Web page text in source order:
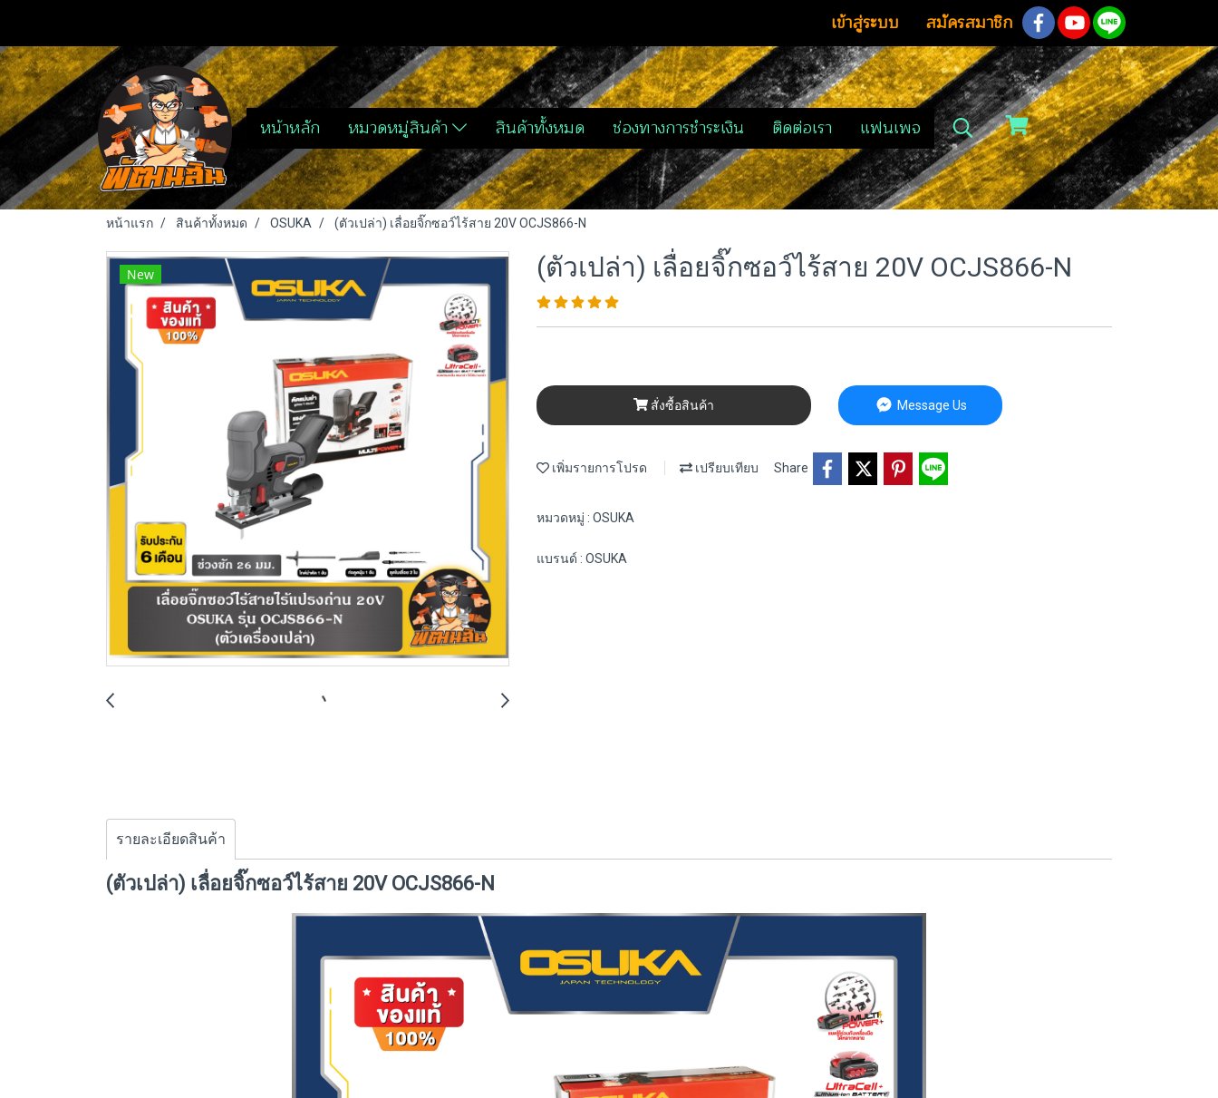
เข้าสู่ระบบ สมัครสมาชิก
หน้าหลัก หมวดหมู่สินค้า สินค้าทั้งหมด ช่องทางการชำระเงิน ติดต่อเรา แฟนเพจ
หน้าแรก สินค้าทั้งหมด OSUKA (ตัวเปล่า) เลื่อยจิ๊กซอว์ไร้สาย 20V OCJS866-N
New (ตัวเปล่า) เลื่อยจิ๊กซอว์ไร้สาย 20V OCJS866-N
สั่งซื้อสินค้า Message Us
เพิ่มรายการโปรด เปรียบเทียบ Share
หมวดหมู่ : OSUKA
แบรนด์ : OSUKA
รายละเอียดสินค้า
(ตัวเปล่า) เลื่อยจิ๊กซอว์ไร้สาย 20V OCJS866-N